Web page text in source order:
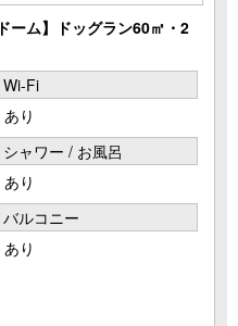
ーム】ドッグラン60㎡・2
Wi-Fi
あり
シャワー / お風呂
あり
バルコニー
あり